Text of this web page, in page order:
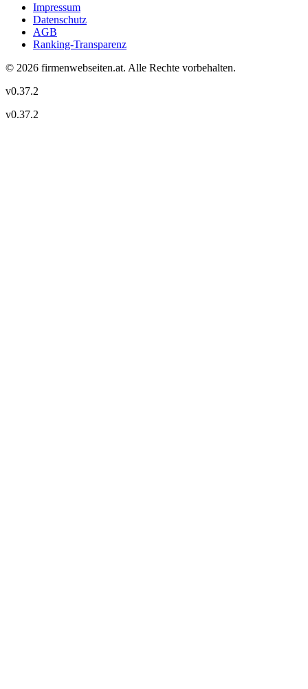
Impressum
Datenschutz
AGB
Ranking-Transparenz
© 2026 firmenwebseiten.at. Alle Rechte vorbehalten.
v0.37.2
v0.37.2